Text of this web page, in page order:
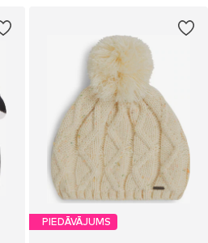
PIEDĀVĀJUMS